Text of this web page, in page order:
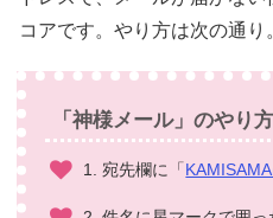
コアです。やり方は次の通り
「神様メール」のやり方
1. 宛先欄に「